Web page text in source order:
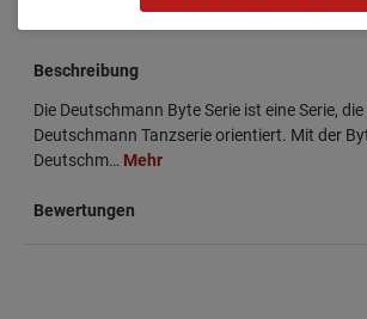
Beschreibung
Die Deutschmann Byte Serie ist eine Serie,
Deutschmann Tanzserie orientiert. Mit der
Deutschm… Mehr
Bewertungen